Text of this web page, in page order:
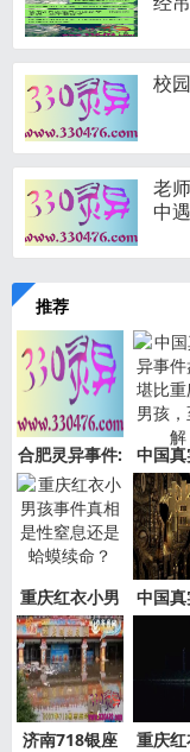
校
老
中
推荐
合肥灵异事件:
新加坡
中国
事
重庆红衣小男
孩事件
中国
济南718银座
重庆